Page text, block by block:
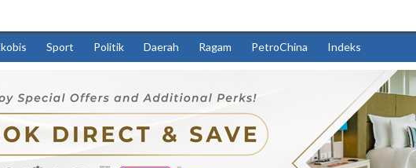
Sport Politik Daerah Ragam PetroChina Indeks